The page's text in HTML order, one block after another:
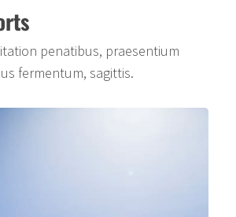
penatibus, praesentium
fermentum, sagittis.